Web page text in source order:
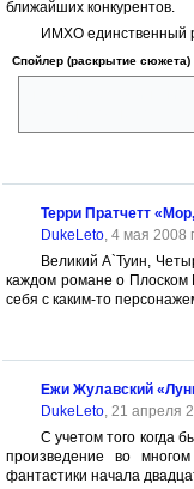
ближайших конкурентов.
ИМХО единственный
Спойлер (раскрытие сюжета)
Терри Пратчетт
DukeLeto, 4 мая 2008
Великий А`Туин,
каждом романе о Плоском
себя с каким-то
Ежи Жулавский
DukeLeto, 21 апреля
С учетом того когда
произведение во
фантастики начала